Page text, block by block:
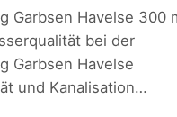
Garbsen Havelse 300
bei der
Garbsen Havelse
und Kanalisation…